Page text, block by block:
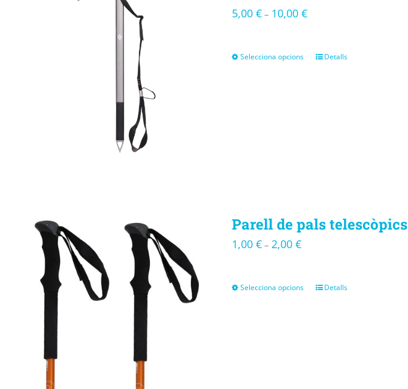
5,00 €– 10,00 €
Selecciona opcions Detalls
Parell de pals telescòpics
1,00 €– 2,00 €
Selecciona opcions Detalls